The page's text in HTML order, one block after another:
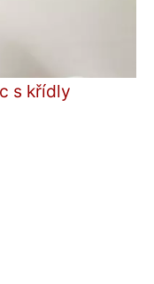
s křídly